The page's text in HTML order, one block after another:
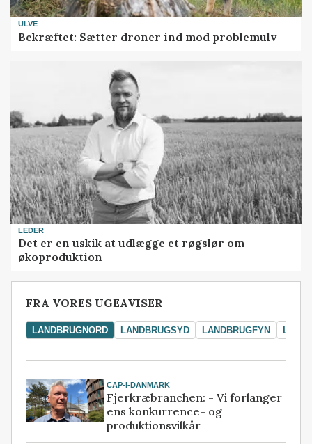
ULVE
Bekræftet: Sætter droner ind mod problemulv
LEDER
Det er en uskik at udlægge et røgslør om
økoproduktion
FRA VORES UGEAVISER
LANDBRUGNORD LANDBRUGSYD LANDBRUGFYN
CAP-I-DANMARK
Fjerkræbranchen: - Vi forlanger
ens konkurrence- og
produktionsvilkår